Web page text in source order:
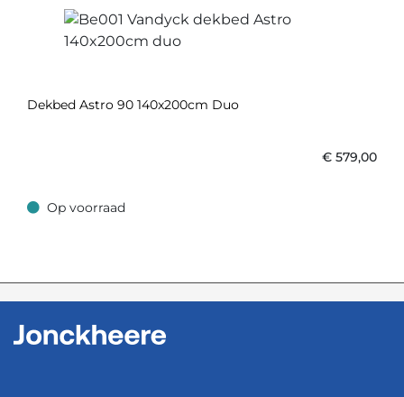
Dekbed Astro 90 140x200cm Duo
€ 579,00
Op voorraad
Op voorraad